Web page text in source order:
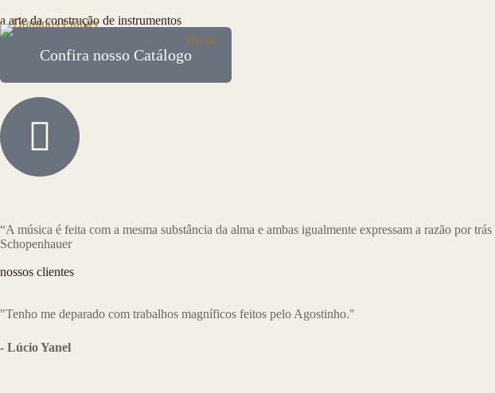
Home
a arte da construção de instrumentos
Confira nosso Catálogo
“⁠A música é feita com a mesma substância da alma e ambas igualmente expressam a razão por
Schopenhauer
nossos clientes
"Tenho me deparado com trabalhos magníficos feitos pelo Agostinho."
- Lúcio Yanel